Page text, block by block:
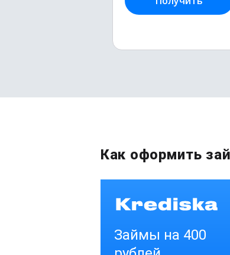
Как оформить